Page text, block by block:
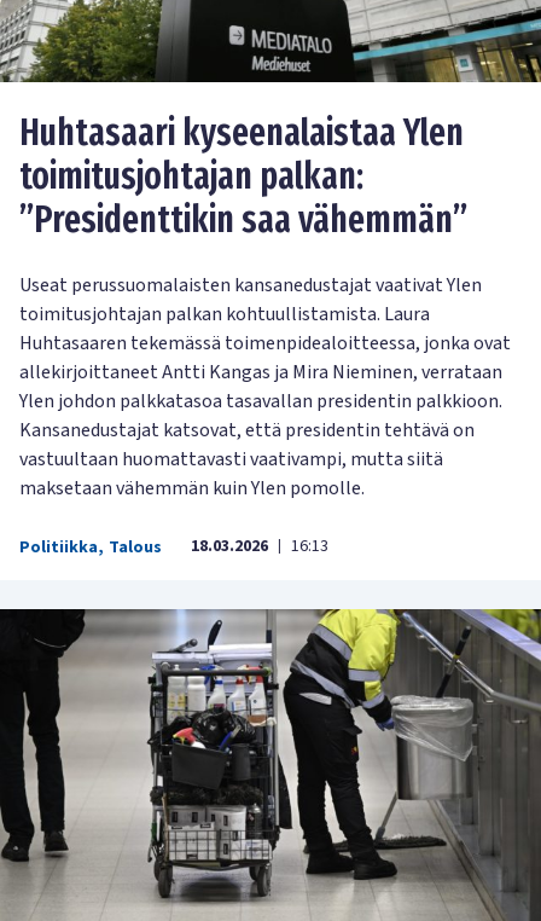
Huhtasaari kyseenalaistaa Ylen
toimitusjohtajan palkan:
”Presidenttikin saa vähemmän”
Useat perussuomalaisten kansanedustajat vaativat Ylen
toimitusjohtajan palkan kohtuullistamista. Laura
Huhtasaaren tekemässä toimenpidealoitteessa, jonka ovat
allekirjoittaneet Antti Kangas ja Mira Nieminen, verrataan
Ylen johdon palkkatasoa tasavallan presidentin palkkioon.
Kansanedustajat katsovat, että presidentin tehtävä on
vastuultaan huomattavasti vaativampi, mutta siitä
maksetaan vähemmän kuin Ylen pomolle.
Politiikka, Talous 18.03.2026 | 16:13